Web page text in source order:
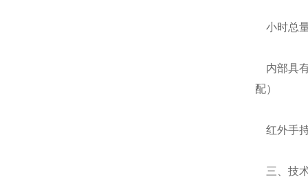
小时总
内部具
配）
红外手
三、技